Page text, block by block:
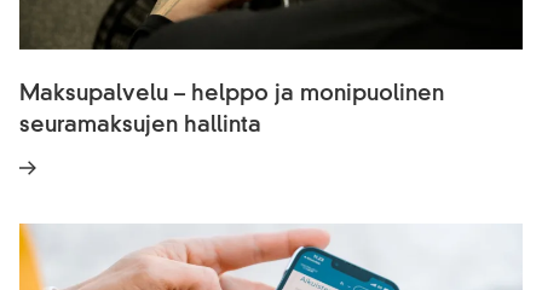
Maksupalvelu – helppo ja monipuolinen
seuramaksujen hallinta